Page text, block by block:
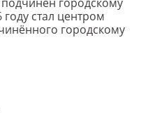
стал центром
городскому